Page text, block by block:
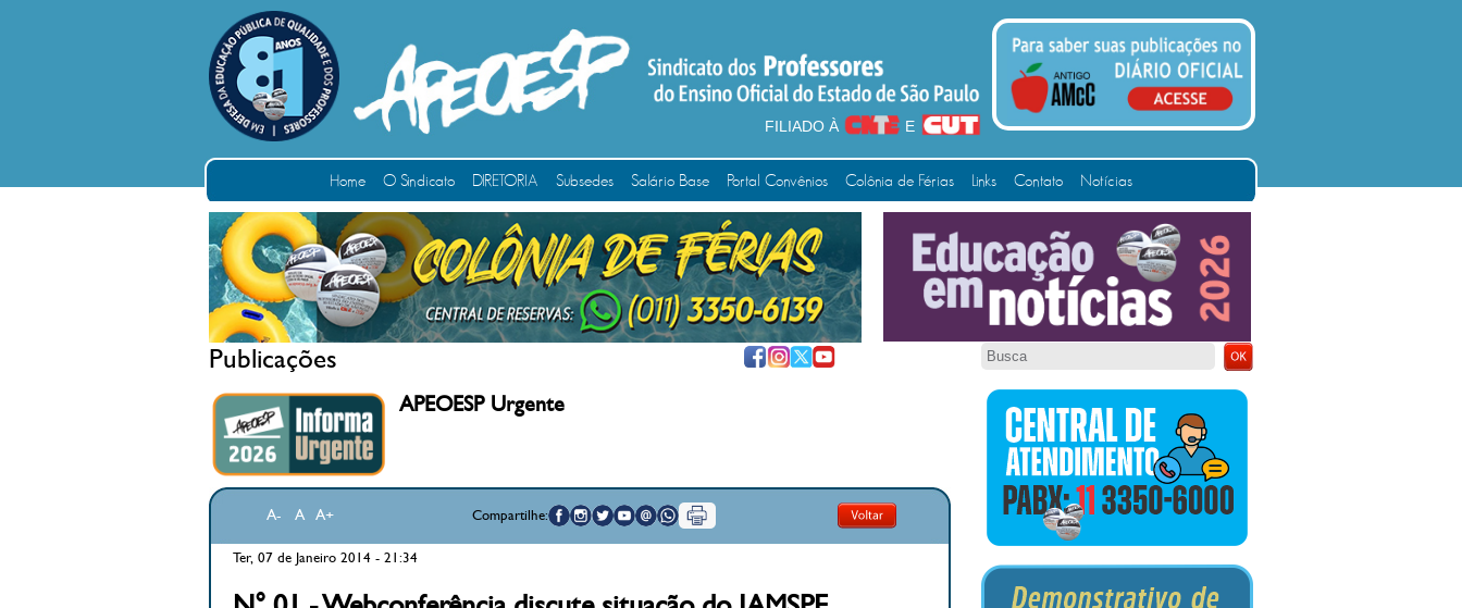
FILIADO À E
Home O Sindicato DIRETORIA Subsedes Salário Base Portal Convênios Colônia de Férias Links Contato Notícias
Publicações
APEOESP Urgente
A- A A+ Compartilhe:
Ter, 07 de Janeiro 2014 - 21:34